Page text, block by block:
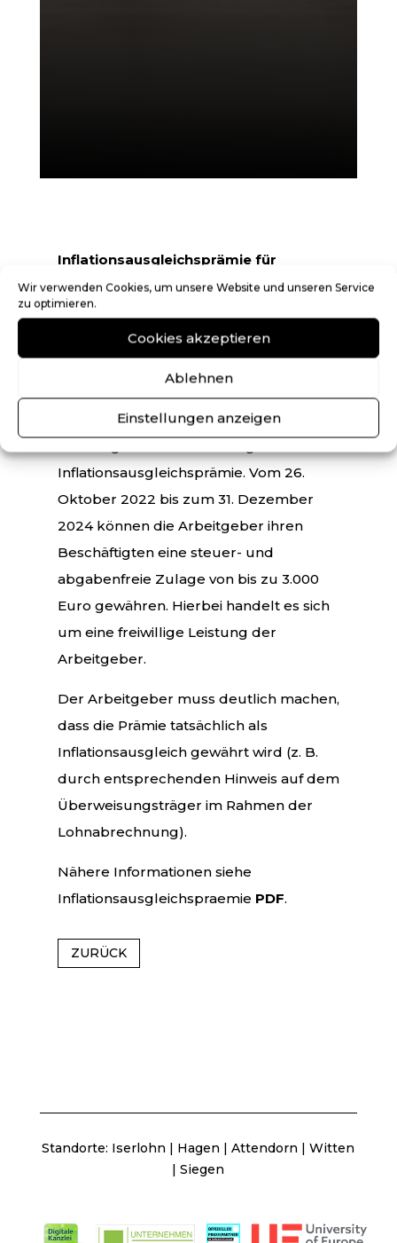
Wir verwenden Cookies, um unsere Website und unseren Service
zu optimieren.
Cookies akzeptieren
Ablehnen
Einstellungen anzeigen
Inflationsausgleichsprämie für
Arbeitnehmer – bis zu 3.000 Euro
steuerfrei
Das am 25.10.2022 im
steuersatzes auf Gaslieferungen über
Inflationsausgleichsprämie. Vom 26.
Oktober 2022 bis zum 31. Dezember
2024 können die Arbeitgeber ihren
Beschäftigten eine steuer- und
abgabenfreie Zulage von bis zu 3.000
Euro gewähren. Hierbei handelt es sich
um eine freiwillige Leistung der
Arbeitgeber.
Der Arbeitgeber muss deutlich machen,
dass die Prämie tatsächlich als
Inflationsausgleich gewährt wird (z. B.
durch entsprechenden Hinweis auf dem
Überweisungsträger im Rahmen der
Lohnabrechnung).
Nähere Informationen siehe
Inflationsausgleichspraemie PDF.
ZURÜCK
Standorte: Iserlohn Hagen |Attendorn |Witten
|Siegen